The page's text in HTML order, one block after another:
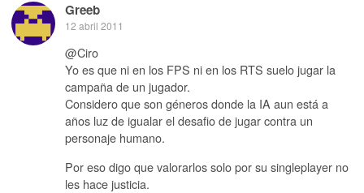
Greeb
12 abril 2011
@Ciro
Yo es que ni en los FPS ni en los RTS suelo jugar la
campaña de un jugador.
Considero que son géneros donde la IA aun está a
años luz de igualar el desafio de jugar contra un
personaje humano.
Por eso digo que valorarlos solo por su singleplayer no
les hace justicia.